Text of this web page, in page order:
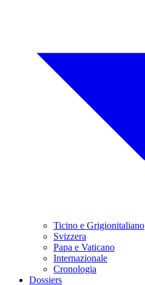
Ticino e Grigionitaliano
Svizzera
Papa e Vaticano
Internazionale
Cronologia
Dossiers